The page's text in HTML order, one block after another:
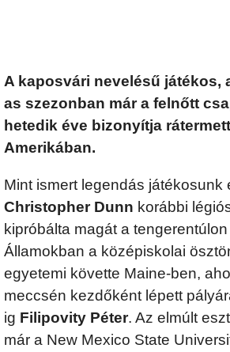
A kaposvári nevelésű játékos,
as szezonban már a felnőtt
hetedik éve bizonyítja
Amerikában.
Mint ismert legendás játékosunk
Christopher Dunn korábbi
kipróbálta magát a
Államokban a középiskolai
egyetemi követte Maine-ben,
meccsén kezdőként lépett
ig Filipovity Péter. Az elmúlt
már a New Mexico State